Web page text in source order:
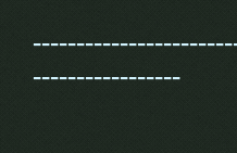
-----------------